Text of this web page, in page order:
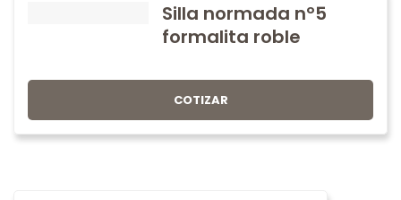
Silla normada nº5
formalita roble
COTIZAR